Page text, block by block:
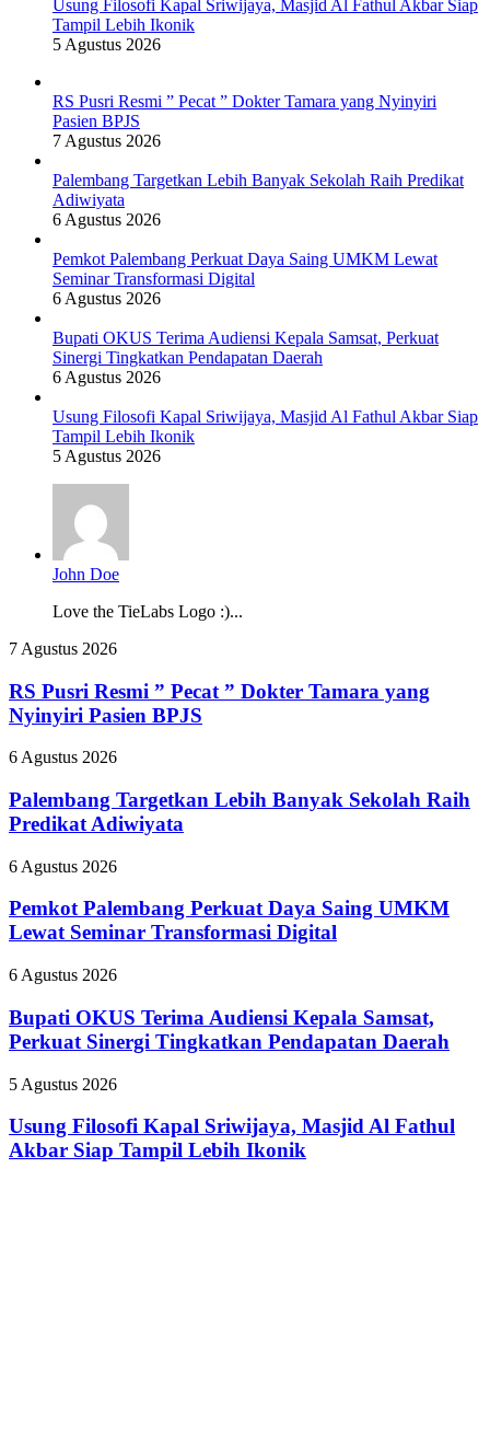
Usung Filosofi Kapal Sriwijaya, Masjid Al Fathul Akbar Siap
Tampil Lebih Ikonik
5 Agustus 2026
RS Pusri Resmi ” Pecat ” Dokter Tamara yang Nyinyiri
Pasien BPJS
7 Agustus 2026
Palembang Targetkan Lebih Banyak Sekolah Raih Predikat
Adiwiyata
6 Agustus 2026
Pemkot Palembang Perkuat Daya Saing UMKM Lewat
Seminar Transformasi Digital
6 Agustus 2026
Bupati OKUS Terima Audiensi Kepala Samsat, Perkuat
Sinergi Tingkatkan Pendapatan Daerah
6 Agustus 2026
Usung Filosofi Kapal Sriwijaya, Masjid Al Fathul Akbar Siap
Tampil Lebih Ikonik
5 Agustus 2026
John Doe
Love the TieLabs Logo :)...
RS
Resmi
”
Pecat
Dokter
yang
Nyinyiri
BPJS
7 Agustus 2026
RS Pusri Resmi ” Pecat ” Dokter Tamara yang
Nyinyiri Pasien BPJS
Palembang
Lebih
Banyak
Sekolah
Predikat
6 Agustus 2026
Palembang Targetkan Lebih Banyak Sekolah Raih
Predikat Adiwiyata
Pemkot
Perkuat
Daya
Saing
Lewat
Transformasi
Digital
6 Agustus 2026
Pemkot Palembang Perkuat Daya Saing UMKM
Lewat Seminar Transformasi Digital
Bupati
Terima
Audiensi
Kepala
Perkuat
Tingkatkan
Pendapatan
6 Agustus 2026
Bupati OKUS Terima Audiensi Kepala Samsat,
Perkuat Sinergi Tingkatkan Pendapatan Daerah
Usung
Kapal
Sriwijaya,
Masjid
5 Agustus 2026
Usung Filosofi Kapal Sriwijaya, Masjid Al Fathul
Akbar Siap Tampil Lebih Ikonik